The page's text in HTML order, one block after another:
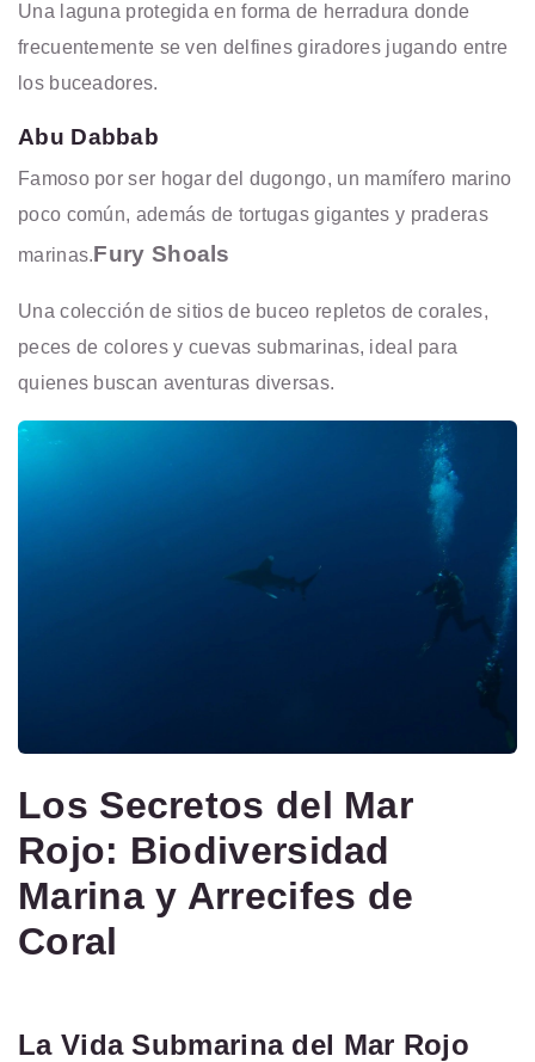
Una laguna protegida en forma de herradura donde
frecuentemente se ven delfines giradores jugando entre
los buceadores.
Abu Dabbab
Famoso por ser hogar del dugongo, un mamífero marino
poco común, además de tortugas gigantes y praderas
marinas.Fury Shoals
Una colección de sitios de buceo repletos de corales,
peces de colores y cuevas submarinas, ideal para
quienes buscan aventuras diversas.
Los Secretos del Mar
Rojo: Biodiversidad
Marina y Arrecifes de
Coral
La Vida Submarina del Mar Rojo